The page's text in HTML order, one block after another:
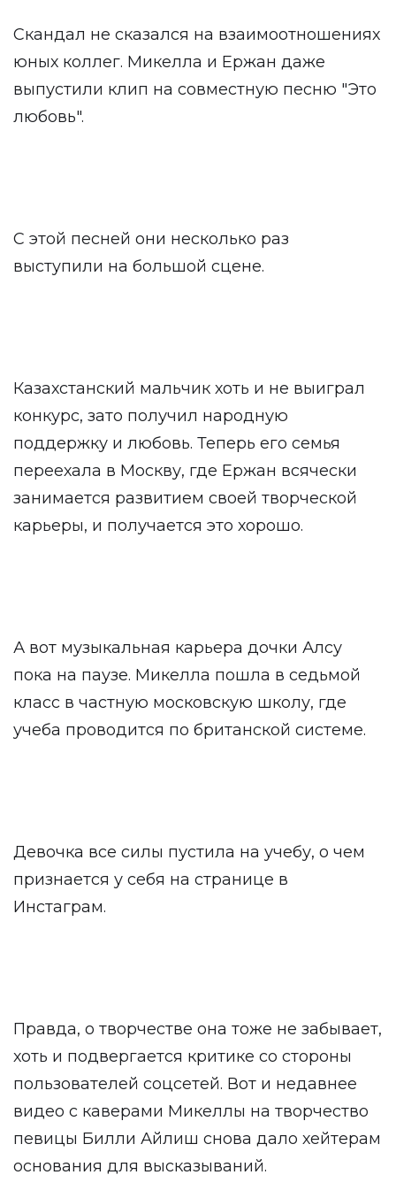
Скандал не сказался на взаимоотношениях
юных коллег. Микелла и Ержан даже
выпустили клип на совместную песню "Это
любовь".
С этой песней они несколько раз
выступили на большой сцене.
Казахстанский мальчик хоть и не выиграл
конкурс, зато получил народную
поддержку и любовь. Теперь его семья
переехала в Москву, где Ержан всячески
занимается развитием своей творческой
карьеры, и получается это хорошо.
А вот музыкальная карьера дочки Алсу
пока на паузе. Микелла пошла в седьмой
класс в частную московскую школу, где
учеба проводится по британской системе.
Девочка все силы пустила на учебу, о чем
признается у себя на странице в
Инстаграм.
Правда, о творчестве она тоже не забывает,
хоть и подвергается критике со стороны
пользователей соцсетей. Вот и недавнее
видео с каверами Микеллы на творчество
певицы Билли Айлиш снова дало хейтерам
основания для высказываний.